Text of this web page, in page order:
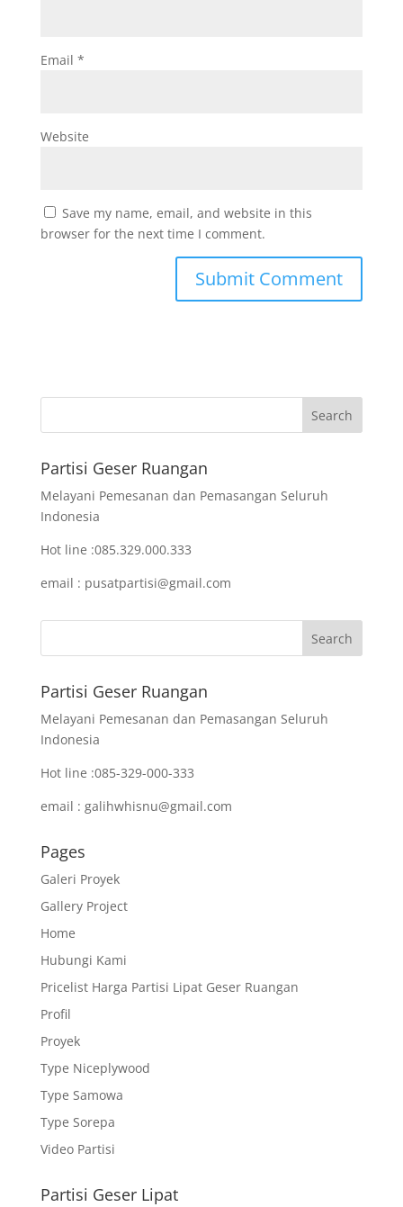
Email *
Website
Save my name, email, and website in this
browser for the next time I comment.
Partisi Geser Ruangan
Melayani Pemesanan dan Pemasangan Seluruh
Indonesia
Hot line :085.329.000.333
email : pusatpartisi@gmail.com
Partisi Geser Ruangan
Melayani Pemesanan dan Pemasangan Seluruh
Indonesia
Hot line :085-329-000-333
email : galihwhisnu@gmail.com
Pages
Galeri Proyek
Gallery Project
Home
Hubungi Kami
Pricelist Harga Partisi Lipat Geser Ruangan
Profil
Proyek
Type Niceplywood
Type Samowa
Type Sorepa
Video Partisi
Partisi Geser Lipat